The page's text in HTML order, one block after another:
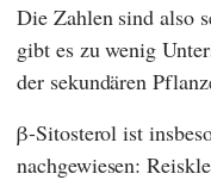
Die Zahlen sind also
gibt es zu wenig
der sekundären
β-Sitosterol ist
nachgewiesen: